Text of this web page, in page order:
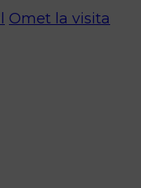
Omet la visita